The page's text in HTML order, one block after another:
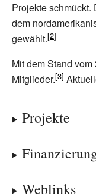
Projekte schmückt.
dem
gewählt.
Mit dem Stand
Mitglieder.
Projekte
Weblinks